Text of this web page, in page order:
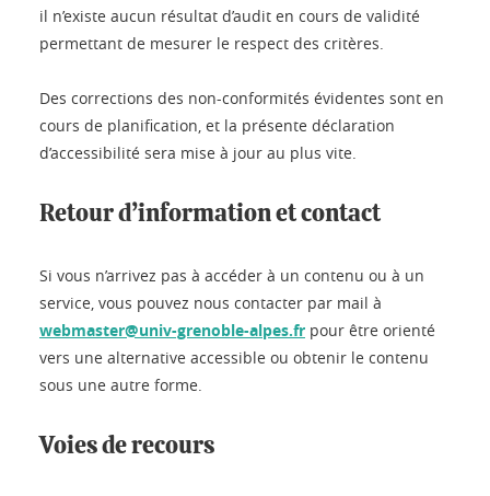
il n’existe aucun résultat d’audit en cours de validité
permettant de mesurer le respect des critères.
Des corrections des non-conformités évidentes sont en
cours de planification, et la présente déclaration
d’accessibilité sera mise à jour au plus vite.
Retour d’information et contact
Si vous n’arrivez pas à accéder à un contenu ou à un
service, vous pouvez nous contacter par mail à
webmaster@univ-grenoble-alpes.fr pour être orienté
vers une alternative accessible ou obtenir le contenu
sous une autre forme.
Voies de recours